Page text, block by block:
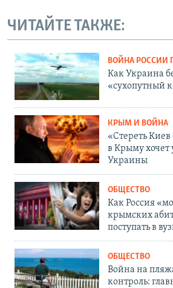
ЧИТАЙТЕ ТАКЖЕ:
ВОЙНА РОССИИ
Как Украина
«сухопутный
КРЫМ И ВОЙНА
«Стереть
в Крыму
Украины
ОБЩЕСТВО
Как Россия
крымских
поступать в
ОБЩЕСТВО
Война на
контроль: